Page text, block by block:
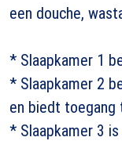
een douche,
* Slaapkamer 1
* Slaapkamer 2
en biedt toegang
* Slaapkamer 3